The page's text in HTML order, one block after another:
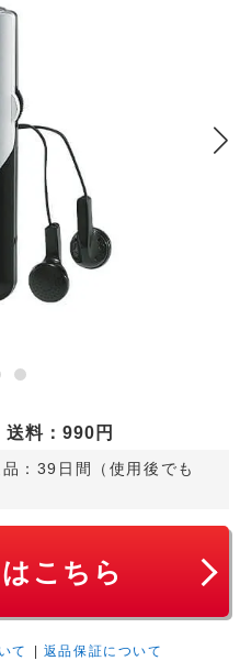
送料 ：990円
：39日間（使用後でも
こちら
て 返品保証について